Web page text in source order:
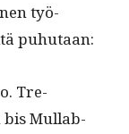
työ­
puhutaan:
Tre­
bis Mul­lab­